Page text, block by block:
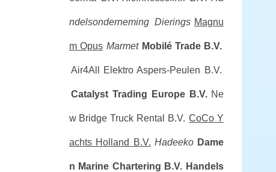
ndelsonderneming Dierings Magnu
m Opus Marmet Mobilé Trade B.V.
Air4All Elektro Aspers-Peulen B.V.
Catalyst Trading Europe B.V. Ne
w Bridge Truck Rental B.V. CoCo Y
achts Holland B.V. Hadeeko Dame
n Marine Chartering B.V. Handels